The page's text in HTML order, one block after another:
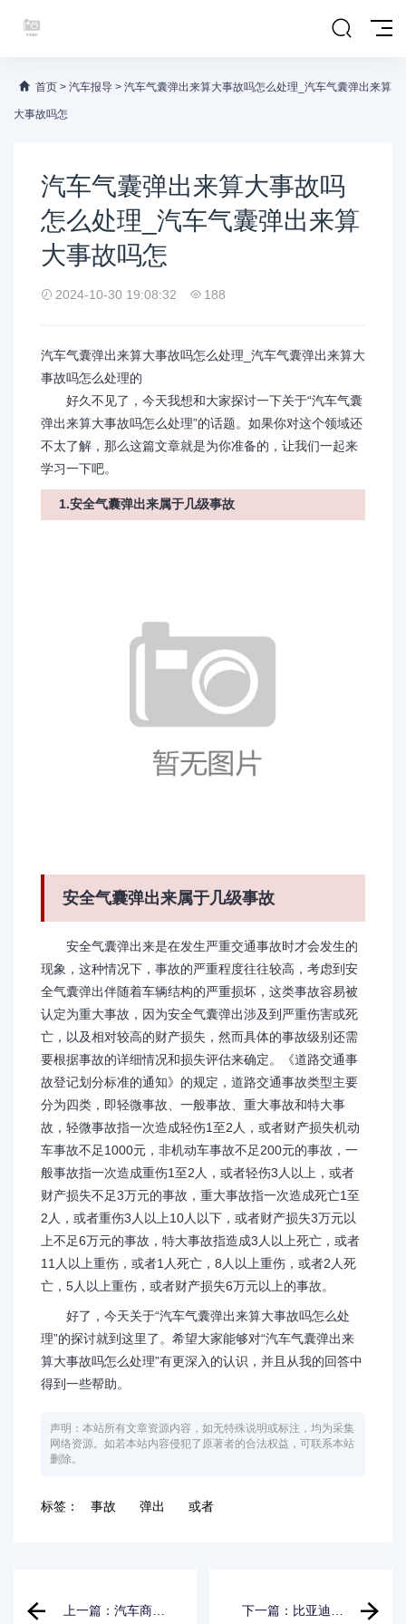
首页 > 汽车报导 > 汽车气囊弹出来算大事故吗怎么处理_汽车气囊弹出来算
大事故吗怎
汽车气囊弹出来算大事故吗
怎么处理_汽车气囊弹出来算
大事故吗怎
2024-10-30 19:08:32 188
汽车气囊弹出来算大事故吗怎么处理_汽车气囊弹出来算大
事故吗怎么处理的
好久不见了，今天我想和大家探讨一下关于“汽车气囊
弹出来算大事故吗怎么处理”的话题。如果你对这个领域还
不太了解，那么这篇文章就是为你准备的，让我们一起来
学习一下吧。
1.安全气囊弹出来属于几级事故
安全气囊弹出来属于几级事故
安全气囊弹出来是在发生严重交通事故时才会发生的
现象，这种情况下，事故的严重程度往往较高，考虑到安
全气囊弹出伴随着车辆结构的严重损坏，这类事故容易被
认定为重大事故，因为安全气囊弹出涉及到严重伤害或死
亡，以及相对较高的财产损失，然而具体的事故级别还需
要根据事故的详细情况和损失评估来确定。《道路交通事
故登记划分标准的通知》的规定，道路交通事故类型主要
分为四类，即轻微事故、一般事故、重大事故和特大事
故，轻微事故指一次造成轻伤1至2人，或者财产损失机动
车事故不足1000元，非机动车事故不足200元的事故，一
般事故指一次造成重伤1至2人，或者轻伤3人以上，或者
财产损失不足3万元的事故，重大事故指一次造成死亡1至
2人，或者重伤3人以上10人以下，或者财产损失3万元以
上不足6万元的事故，特大事故指造成3人以上死亡，或者
11人以上重伤，或者1人死亡，8人以上重伤，或者2人死
亡，5人以上重伤，或者财产损失6万元以上的事故。
好了，今天关于“汽车气囊弹出来算大事故吗怎么处
理”的探讨就到这里了。希望大家能够对“汽车气囊弹出来
算大事故吗怎么处理”有更深入的认识，并且从我的回答中
得到一些帮助。
声明：本站所有文章资源内容，如无特殊说明或标注，均为采集
网络资源。如若本站内容侵犯了原著者的合法权益，可联系本站
删除。
标签： 事故 弹出 或者
上一篇：汽车商家
下一篇：比亚迪e-